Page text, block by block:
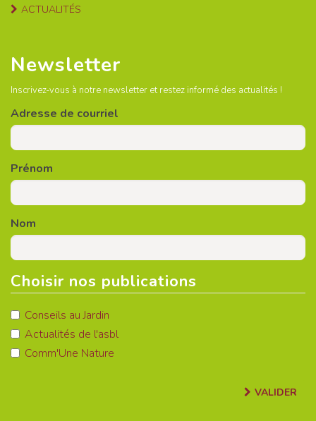
ACTUALITÉS
Newsletter
Inscrivez-vous à notre newsletter et restez informé des actualités !
Adresse de courriel
Prénom
Nom
Choisir nos publications
Conseils au Jardin
Actualités de l'asbl
Comm'Une Nature
VALIDER